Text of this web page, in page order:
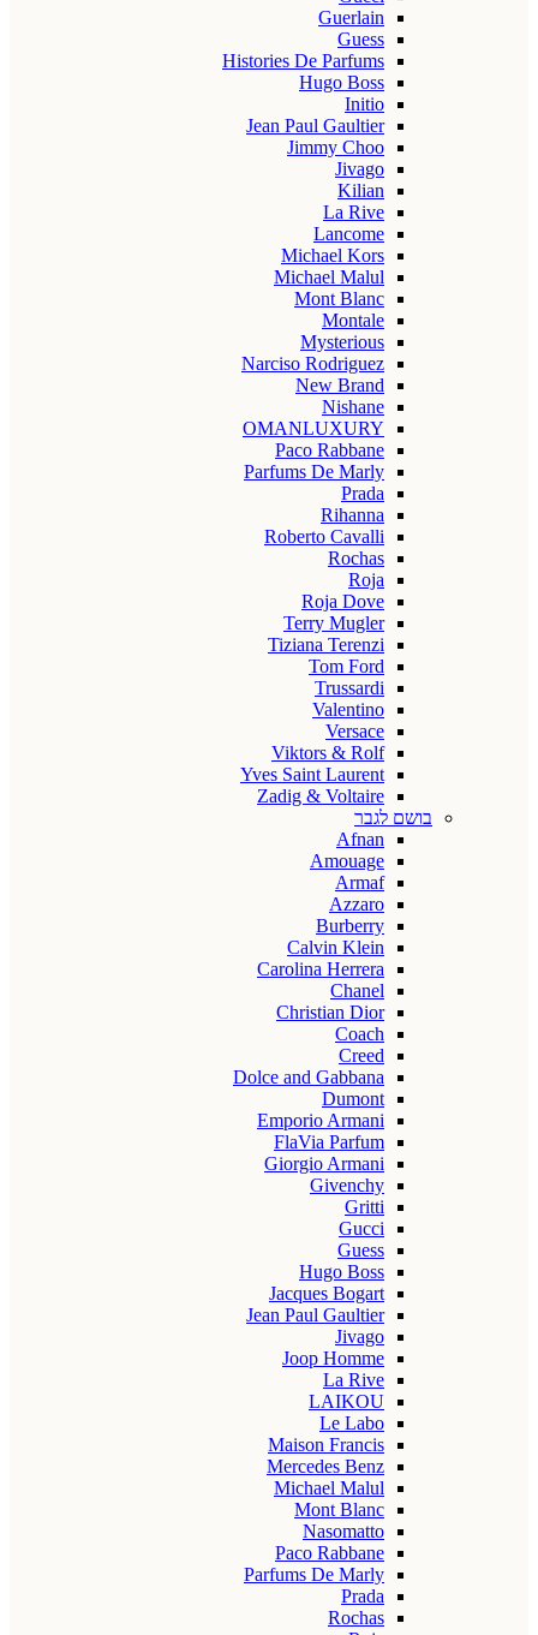
Guerlain
Guess
Histories De Parfums
Hugo Boss
Initio
Jean Paul Gaultier
Jimmy Choo
Jivago
Kilian
La Rive
Lancome
Michael Kors
Michael Malul
Mont Blanc
Montale
Mysterious
Narciso Rodriguez
New Brand
Nishane
OMANLUXURY
Paco Rabbane
Parfums De Marly
Prada
Rihanna
Roberto Cavalli
Rochas
Roja
Roja Dove
Terry Mugler
Tiziana Terenzi
Tom Ford
Trussardi
Valentino
Versace
Viktors & Rolf
Yves Saint Laurent
Zadig & Voltaire
בושם לגבר
Afnan
Amouage
Armaf
Azzaro
Burberry
Calvin Klein
Carolina Herrera
Chanel
Christian Dior
Coach
Creed
Dolce and Gabbana
Dumont
Emporio Armani
FlaVia Parfum
Giorgio Armani
Givenchy
Gritti
Gucci
Guess
Hugo Boss
Jacques Bogart
Jean Paul Gaultier
Jivago
Joop Homme
La Rive
LAIKOU
Le Labo
Maison Francis
Mercedes Benz
Michael Malul
Mont Blanc
Nasomatto
Paco Rabbane
Parfums De Marly
Prada
Rochas